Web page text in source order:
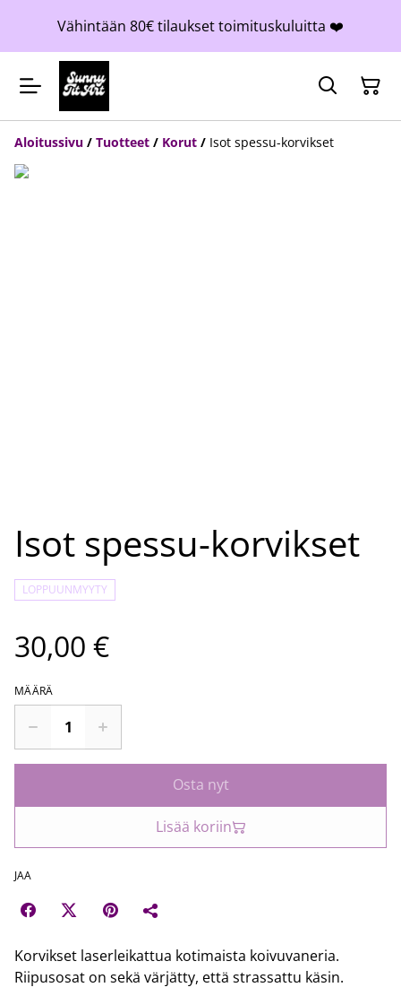
Vähintään 80€ tilaukset toimituskuluitta ❤️
Aloitussivu / Tuotteet / Korut / Isot spessu-korvikset
Isot spessu-korvikset
LOPPUUNMYYTY
30,00 €
MÄÄRÄ
Osta nyt
Lisää koriin
JAA
Korvikset laserleikattua kotimaista koivuvaneria.
Riipusosat on sekä värjätty, että strassattu käsin.